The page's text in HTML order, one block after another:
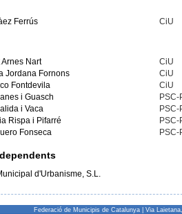
Ferrús
CiU
Arnes Nart
CiU
Jordana Fornons
CiU
Fontdevila
CiU
i Guasch
PSC-
i Vaca
PSC-
Rispa i Pifarré
PSC-
Fonseca
PSC-
d'Urbanisme, S.L.
Federació de Municipis de Catalunya | Via